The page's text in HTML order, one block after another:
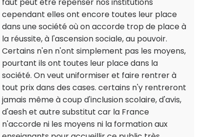
cependant elles ont encore toutes leur place
dans une société où on accorde trop de place à
la réussite, à l'ascension sociale, au pouvoir.
Certains n'en n'ont simplement pas les moyens,
pourtant ils ont toutes leur place dans la
société. On veut uniformiser et faire rentrer à
tout prix dans des cases. certains n'y rentreront
jamais même à coup d'inclusion scolaire, d'avis,
d'aesh et autre substitut car la France
n'accorde ni les moyens ni la formation aux